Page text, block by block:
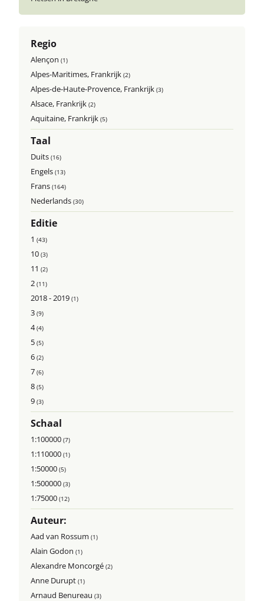
Regio
Alençon(1)
Alpes-Maritimes, Frankrijk(2)
Alpes-de-Haute-Provence, Frankrijk(3)
Alsace, Frankrijk(2)
Aquitaine, Frankrijk(5)
Taal
Duits(16)
Engels(13)
Frans(164)
Nederlands(30)
Editie
1(43)
10(3)
11(2)
2(11)
2018 - 2019(1)
3(9)
4(4)
5(5)
6(2)
7(6)
8(5)
9(3)
Schaal
1:100000(7)
1:110000(1)
1:50000(5)
1:500000(3)
1:75000(12)
Auteur:
Aad van Rossum(1)
Alain Godon(1)
Alexandre Moncorgé(2)
Anne Durupt(1)
Arnaud Benureau(3)